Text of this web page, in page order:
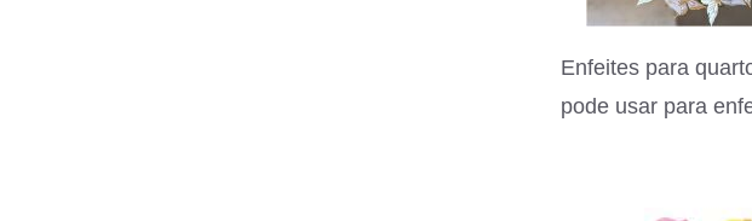
Enfeites para
pode usar para